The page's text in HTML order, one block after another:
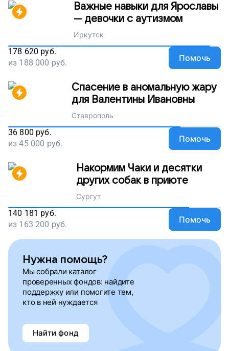
Важные навыки для Ярославы
— девочки с аутизмом
Иркутск
178 620 руб.
из 188 000 руб. Помочь
Спасение в аномальную жару
для Валентины Ивановны
Ставрополь
36 800 руб.
из45 000 руб. Помочь
Накормим Чаки и десятки
других собак в приюте
Сургут
140 181 руб.
из 163 200 руб. Помочь
Нужна помощь?
Мы собрали каталог
проверенных фондов: найдите
поддержку или помогите тем,
кто в ней нуждается
Найти фонд